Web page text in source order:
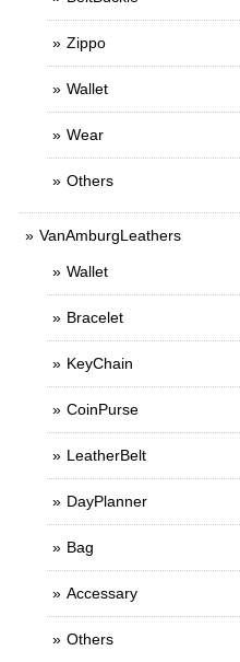
Zippo
Wallet
Wear
Others
VanAmburgLeathers
Wallet
Bracelet
KeyChain
CoinPurse
LeatherBelt
DayPlanner
Bag
Accessary
Others